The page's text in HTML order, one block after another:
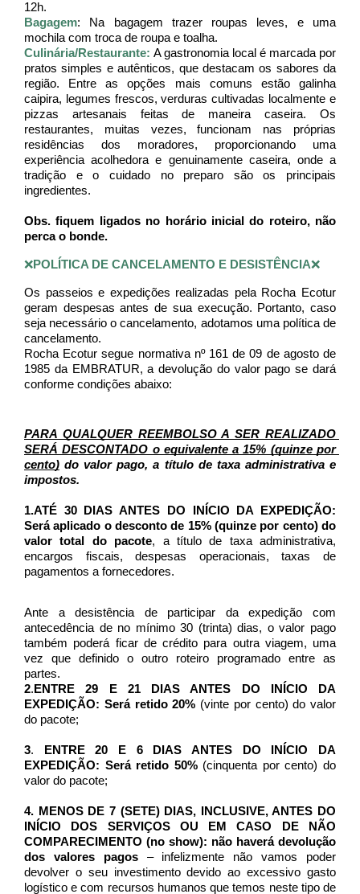
12h.
Bagagem: Na bagagem trazer roupas leves, e uma
mochila com troca de roupa e toalha.
Culinária/Restaurante: A gastronomia local é marcada por
pratos simples e autênticos, que destacam os sabores da
região. Entre as opções mais comuns estão galinha
caipira, legumes frescos, verduras cultivadas localmente e
pizzas artesanais feitas de maneira caseira. Os
restaurantes, muitas vezes, funcionam nas próprias
residências dos moradores, proporcionando uma
experiência acolhedora e genuinamente caseira, onde a
tradição e o cuidado no preparo são os principais
ingredientes.
Obs. fiquem ligados no horário inicial do roteiro, não
perca o bonde.
❌POLÍTICA DE CANCELAMENTO E DESISTÊNCIA❌
Os passeios e expedições realizadas pela Rocha Ecotur
geram despesas antes de sua execução. Portanto, caso
seja necessário o cancelamento, adotamos uma política de
cancelamento.
Rocha Ecotur segue normativa nº 161 de 09 de agosto de
1985 da EMBRATUR, a devolução do valor pago se dará
conforme condições abaixo:
PARA QUALQUER REEMBOLSO A SER REALIZADO
SERÁ DESCONTADO o equivalente a 15% (quinze por
cento) do valor pago, a título de taxa administrativa e
impostos.
1.ATÉ 30 DIAS ANTES DO INÍCIO DA EXPEDIÇÃO:
Será aplicado o desconto de 15% (quinze por cento) do
valor total do pacote, a título de taxa administrativa,
encargos fiscais, despesas operacionais, taxas de
pagamentos a fornecedores.
Ante a desistência de participar da expedição com
antecedência de no mínimo 30 (trinta) dias, o valor pago
também poderá ficar de crédito para outra viagem, uma
vez que definido o outro roteiro programado entre as
partes.
2. ENTRE 29 E 21 DIAS ANTES DO INÍCIO DA
EXPEDIÇÃO: Será retido 20% (vinte por cento) do valor
do pacote;
3.
ENTRE 20 E 6 DIAS ANTES DO INÍCIO DA
EXPEDIÇÃO: Será retido 50% (cinquenta por cento) do
valor do pacote;
4. MENOS DE 7 (SETE) DIAS, INCLUSIVE, ANTES DO
INÍCIO DOS SERVIÇOS OU EM CASO DE NÃO
COMPARECIMENTO (no show): não haverá devolução
dos valores pagos – infelizmente não vamos poder
devolver o seu investimento devido ao excessivo gasto
logístico e com recursos humanos que temos neste tipo de